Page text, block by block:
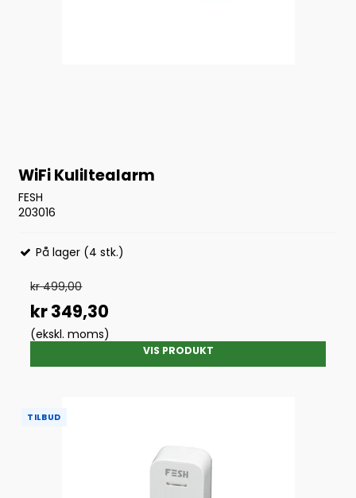
WiFi Kuliltealarm
FESH
203016
På lager (4 stk.)
kr 499,00
kr 349,30
(ekskl. moms)
VIS PRODUKT
TILBUD